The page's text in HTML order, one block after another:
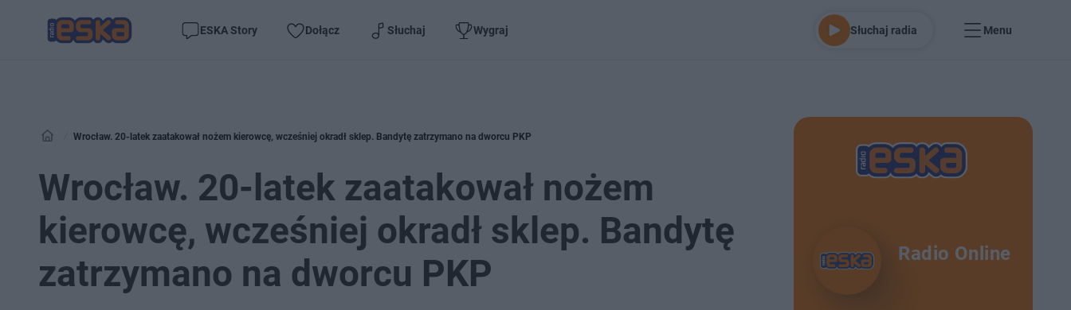
ESKA Story Dołącz Słuchaj Wygraj Słuchaj radia Menu
Wrocław. 20-latek zaatakował nożem kierowcę, wcześniej okradł sklep. Bandytę zatrzymano na dworcu PKP
Wrocław. 20-latek zaatakował nożem
kierowcę, wcześniej okradł sklep. Bandytę
zatrzymano na dworcu PKP
Radio Online